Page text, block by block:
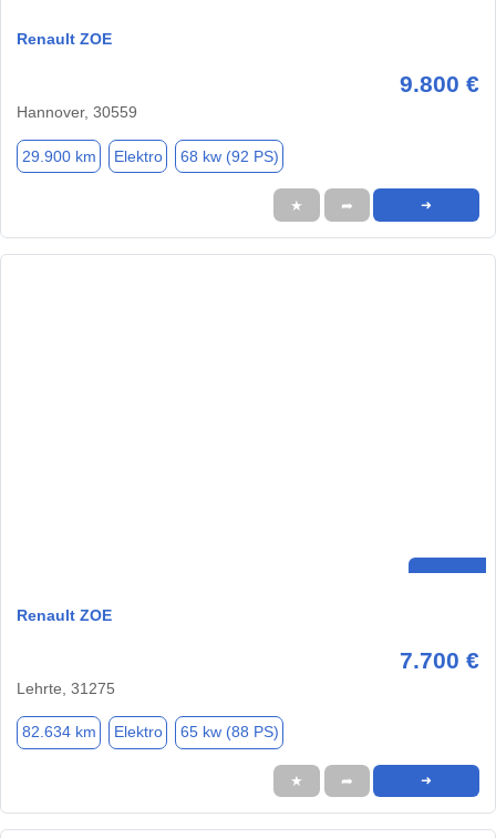
Renault ZOE
9.800 €
Hannover, 30559
29.900 km Elektro 68 kw (92 PS)
★ ➦ ➜
Renault ZOE
7.700 €
Lehrte, 31275
82.634 km Elektro 65 kw (88 PS)
★ ➦ ➜